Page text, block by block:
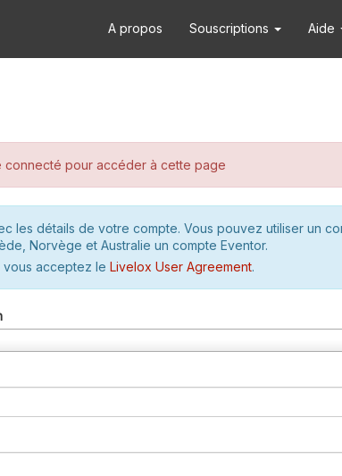
A propos Souscriptions Aide
connecté pour accéder à cette page
les détails de votre compte. Vous pouvez utiliser un
Norvège et Australie un compte Eventor.
vous acceptez le Livelox User Agreement.